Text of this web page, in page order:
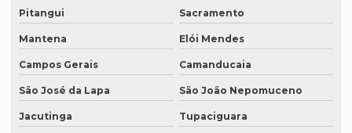
Equipamento de tradução simultânea portátil
Equipamentos para interpretação simultânea
Equipamentos necessários para tradução simultânea
Pitangui Sacramento
Mantena Elói Mendes
Campos Gerais Camanducaia
São José da Lapa São João Nepomuceno
Jacutinga Tupaciguara